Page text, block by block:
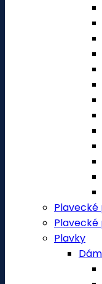
Plavky